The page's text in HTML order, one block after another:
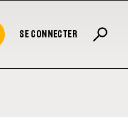
SE CONNECTER